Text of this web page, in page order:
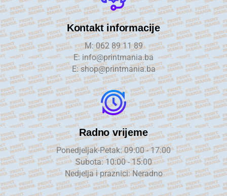
Kontakt informacije
M: 062 89 11 89
E: info@printmania.ba
E: shop@printmania.ba
Radno vrijeme
Ponedjeljak-Petak: 09:00 - 17:00
Subota: 10:00 - 15:00
Nedjelja i praznici: Neradno